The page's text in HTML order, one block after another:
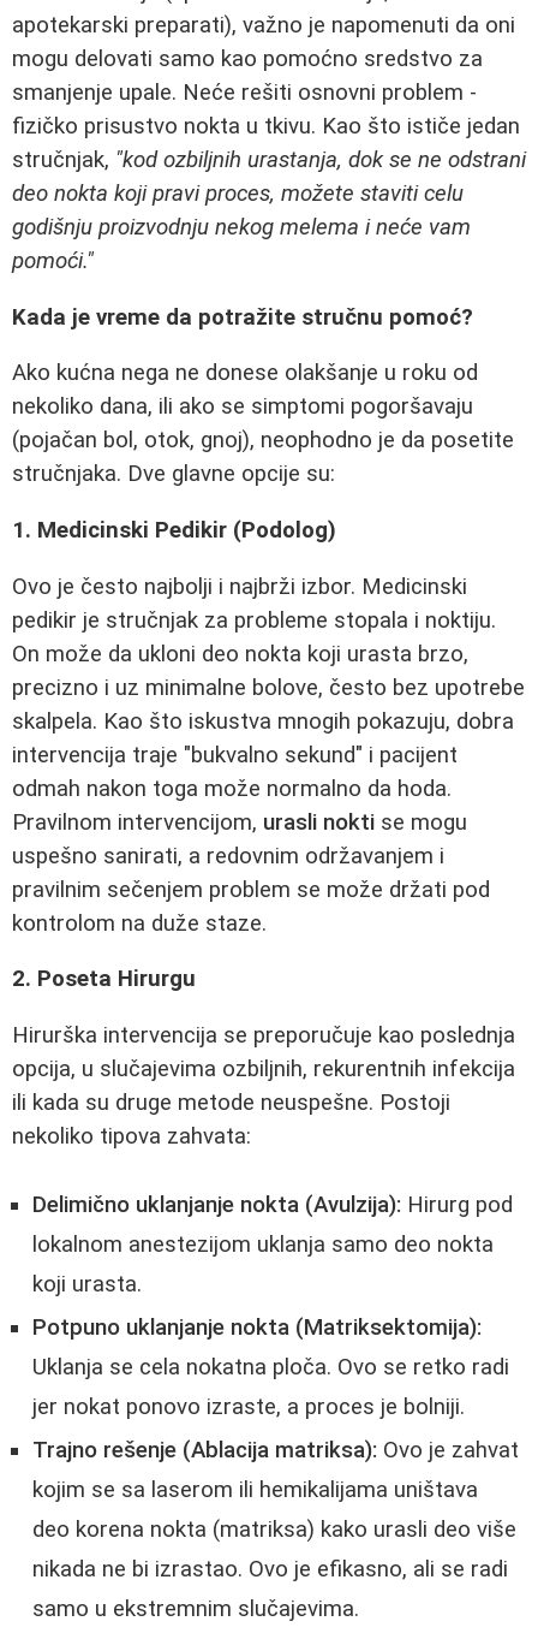
apotekarski preparati), važno je napomenuti da oni
mogu delovati samo kao pomoćno sredstvo za
smanjenje upale. Neće rešiti osnovni problem -
fizičko prisustvo nokta u tkivu. Kao što ističe jedan
stručnjak, "kod ozbiljnih urastanja, dok se ne odstrani
deo nokta koji pravi proces, možete staviti celu
godišnju proizvodnju nekog melema i neće vam
pomoći."
Kada je vreme da potražite stručnu pomoć?
Ako kućna nega ne donese olakšanje u roku od
nekoliko dana, ili ako se simptomi pogoršavaju
(pojačan bol, otok, gnoj), neophodno je da posetite
stručnjaka. Dve glavne opcije su:
1. Medicinski Pedikir (Podolog)
Ovo je često najbolji i najbrži izbor. Medicinski
pedikir je stručnjak za probleme stopala i noktiju.
On može da ukloni deo nokta koji urasta brzo,
precizno i uz minimalne bolove, često bez upotrebe
skalpela. Kao što iskustva mnogih pokazuju, dobra
intervencija traje "bukvalno sekund" i pacijent
odmah nakon toga može normalno da hoda.
Pravilnom intervencijom, urasli nokti se mogu
uspešno sanirati, a redovnim održavanjem i
pravilnim sečenjem problem se može držati pod
kontrolom na duže staze.
2. Poseta Hirurgu
Hirurška intervencija se preporučuje kao poslednja
opcija, u slučajevima ozbiljnih, rekurentnih infekcija
ili kada su druge metode neuspešne. Postoji
nekoliko tipova zahvata:
Delimično uklanjanje nokta (Avulzija): Hirurg pod
lokalnom anestezijom uklanja samo deo nokta
koji urasta.
Potpuno uklanjanje nokta (Matriksektomija):
Uklanja se cela nokatna ploča. Ovo se retko radi
jer nokat ponovo izraste, a proces je bolniji.
Trajno rešenje (Ablacija matriksa): Ovo je zahvat
kojim se sa laserom ili hemikalijama uništava
deo korena nokta (matriksa) kako urasli deo više
nikada ne bi izrastao. Ovo je efikasno, ali se radi
samo u ekstremnim slučajevima.